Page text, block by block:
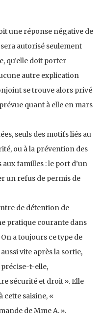
une réponse négative de
autorisé seulement
qu’elle doit porter
autre explication
se trouve alors privé
quant à elle en mars
seuls des motifs liés au
ou à la prévention des
familles : le port d’un
un refus de permis de
de détention de
pratique courante dans
a toujours ce type de
vite après la sortie,
précise-t-elle,
sécurité et droit ». Elle
cette saisine, «
de Mme A. ».